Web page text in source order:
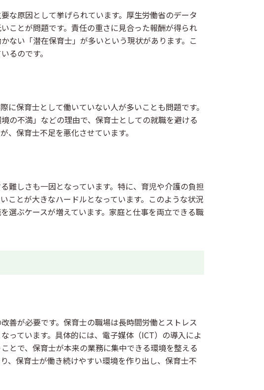
な原因として挙げられています。厚生労働省のデータ
ことが問題です。責任の重さに見合った報酬が得られ
ない「潜在保育士」が多いという現状があります。こ
るのです。
保育士として働いていない人が多いことも問題です。
の不満」などの理由で、保育士としての就職を避ける
、保育士不足を悪化させています。
難しさも一因となっています。特に、育児や介護の負担
ことが大きなハードルとなっています。このような状況
選ぶケースが増えています。家庭と仕事を両立できる職
善が必要です。保育士の職場は長時間労働とストレス
っています。具体的には、電子媒体（ICT）の導入によ
とで、保育士が本来の業務に集中できる環境を整える
、保育士が働き続けやすい環境を作り出し、保育士不